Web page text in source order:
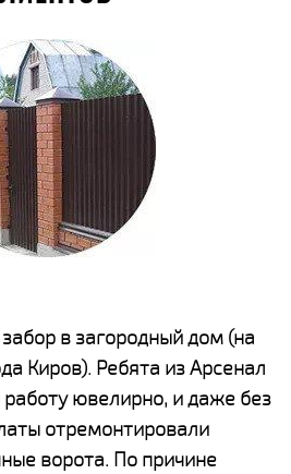
в загородный дом (на
Киров). Ребята из Арсенал
ювелирно, и даже без
отремонтировали
ворота. По причине